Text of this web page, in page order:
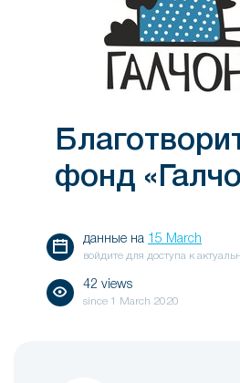
фонд
данные на 15 March
войдите для доступа к
42 views
since 1 March 2020